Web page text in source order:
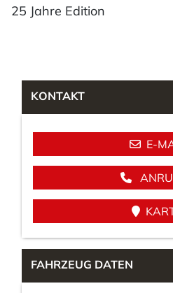
25 Jahre Edition
KONTAKT
E-
FAHRZEUG DATEN